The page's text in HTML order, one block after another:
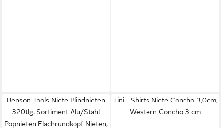
Benson Tools Niete Blindnieten
320tlg. Sortiment Alu/Stahl
Popnieten Flachrundkopf Nieten,
Tini - Shirts Niete Concho 3,0cm,
Western Concho 3 cm